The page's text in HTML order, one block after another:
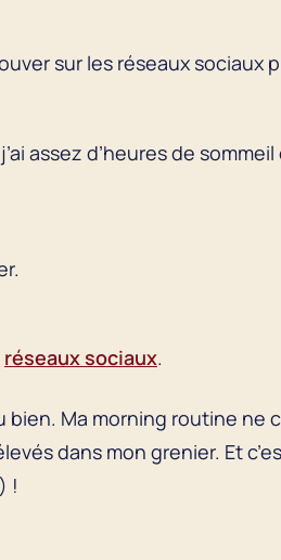
sur les réseaux sociaux
assez d’heures de
réseaux sociaux.
bien. Ma morning routine
dans mon grenier. Et
!